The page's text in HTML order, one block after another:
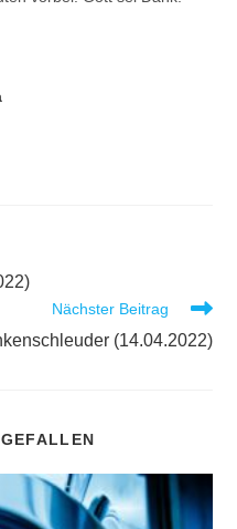
Nächster Beitrag
(14.04.2022)